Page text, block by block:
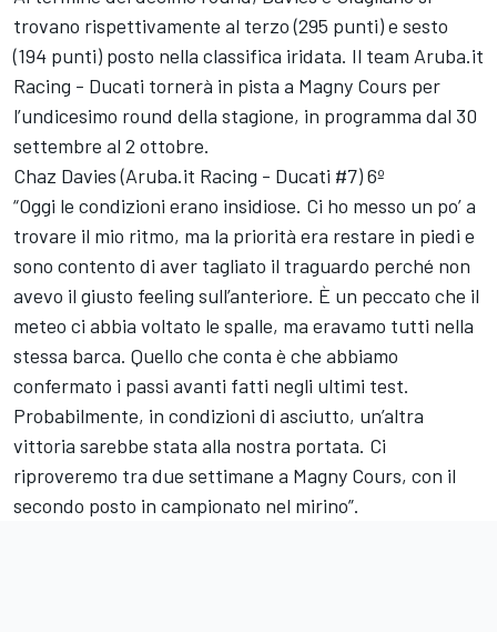
trovano rispettivamente al terzo (295 punti) e sesto
(194 punti) posto nella classifica iridata. Il team Aruba.it
Racing - Ducati tornerà in pista a Magny Cours per
l’undicesimo round della stagione, in programma dal 30
settembre al 2 ottobre.
Chaz Davies (Aruba.it Racing - Ducati #7) 6º
“Oggi le condizioni erano insidiose. Ci ho messo un po’ a
trovare il mio ritmo, ma la priorità era restare in piedi e
sono contento di aver tagliato il traguardo perché non
avevo il giusto feeling sull’anteriore. È un peccato che il
meteo ci abbia voltato le spalle, ma eravamo tutti nella
stessa barca. Quello che conta è che abbiamo
confermato i passi avanti fatti negli ultimi test.
Probabilmente, in condizioni di asciutto, un’altra
vittoria sarebbe stata alla nostra portata. Ci
riproveremo tra due settimane a Magny Cours, con il
secondo posto in campionato nel mirino”.